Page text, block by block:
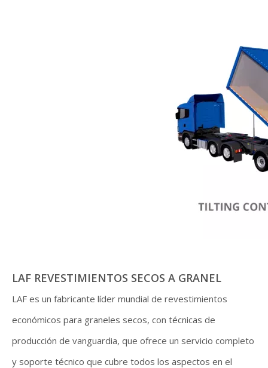
LAF REVESTIMIENTOS SECOS A GRANEL
LAF es un fabricante líder mundial de revestimientos
económicos para graneles secos, con técnicas de
producción de vanguardia, que ofrece un servicio completo
y soporte técnico que cubre todos los aspectos en el